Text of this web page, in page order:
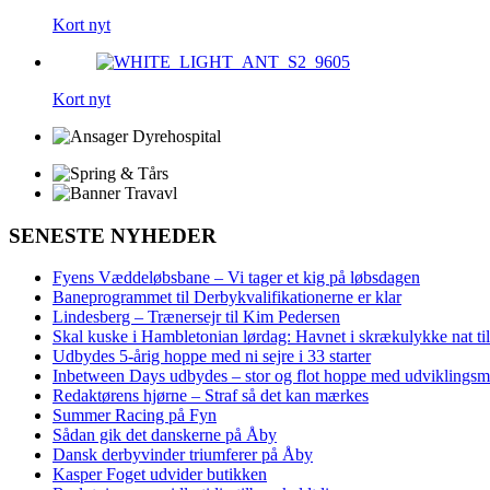
Kort nyt
Kort nyt
SENESTE NYHEDER
Fyens Væddeløbsbane – Vi tager et kig på løbsdagen
Baneprogrammet til Derbykvalifikationerne er klar
Lindesberg – Trænersejr til Kim Pedersen
Skal kuske i Hambletonian lørdag: Havnet i skrækulykke nat
Udbydes 5‑årig hoppe med ni sejre i 33 starter
Inbetween Days udbydes – stor og flot hoppe med
Redaktørens hjørne – Straf så det kan mærkes
Summer Racing på Fyn
Sådan gik det danskerne på Åby
Dansk derbyvinder triumferer på Åby
Kasper Foget udvider butikken